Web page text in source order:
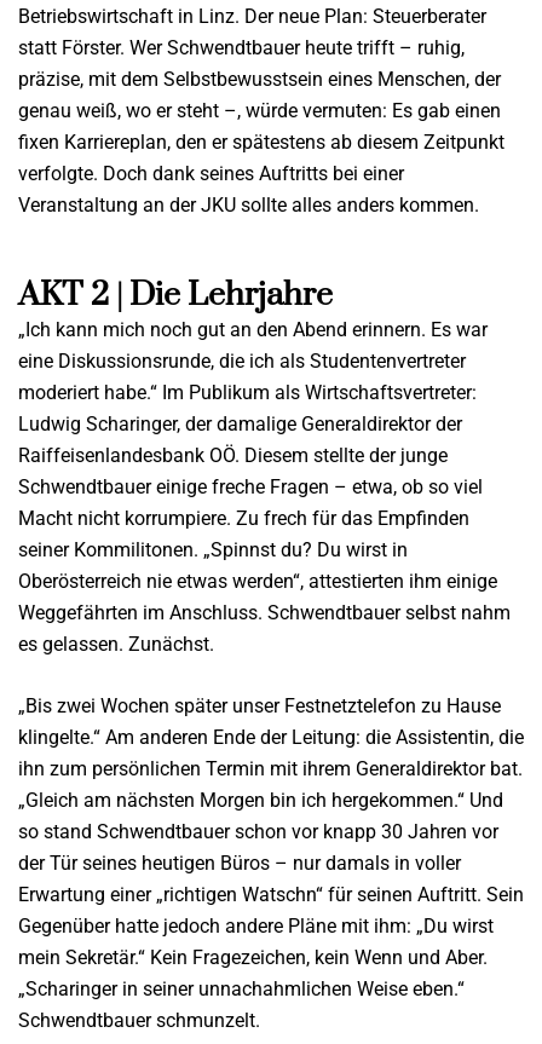
Betriebswirtschaft in Linz. Der neue Plan: Steuerberater
statt Förster. Wer Schwendtbauer heute trifft – ruhig,
präzise, mit dem Selbstbewusstsein eines Menschen, der
genau weiß, wo er steht –, würde vermuten: Es gab einen
fixen Karriereplan, den er spätestens ab diesem Zeitpunkt
verfolgte. Doch dank seines Auftritts bei einer
Veranstaltung an der JKU sollte alles anders kommen.
AKT 2 | Die Lehrjahre
„Ich kann mich noch gut an den Abend erinnern. Es war
eine Diskussionsrunde, die ich als Studentenvertreter
moderiert habe.“ Im Publikum als Wirtschaftsvertreter:
Ludwig Scharinger, der damalige Generaldirektor der
Raiffeisenlandesbank OÖ. Diesem stellte der junge
Schwendtbauer einige freche Fragen – etwa, ob so viel
Macht nicht korrumpiere. Zu frech für das Empfinden
seiner Kommilitonen. „Spinnst du? Du wirst in
Oberösterreich nie etwas werden“, attestierten ihm einige
Weggefährten im Anschluss. Schwendtbauer selbst nahm
es gelassen. Zunächst.
„Bis zwei Wochen später unser Festnetztelefon zu Hause
klingelte.“ Am anderen Ende der Leitung: die Assistentin, die
ihn zum persönlichen Termin mit ihrem Generaldirektor bat.
„Gleich am nächsten Morgen bin ich hergekommen.“ Und
so stand Schwendtbauer schon vor knapp 30 Jahren vor
der Tür seines heutigen Büros – nur damals in voller
Erwartung einer „richtigen Watschn“ für seinen Auftritt. Sein
Gegenüber hatte jedoch andere Pläne mit ihm: „Du wirst
mein Sekretär.“ Kein Fragezeichen, kein Wenn und Aber.
„Scharinger in seiner unnachahmlichen Weise eben.“
Schwendtbauer schmunzelt.